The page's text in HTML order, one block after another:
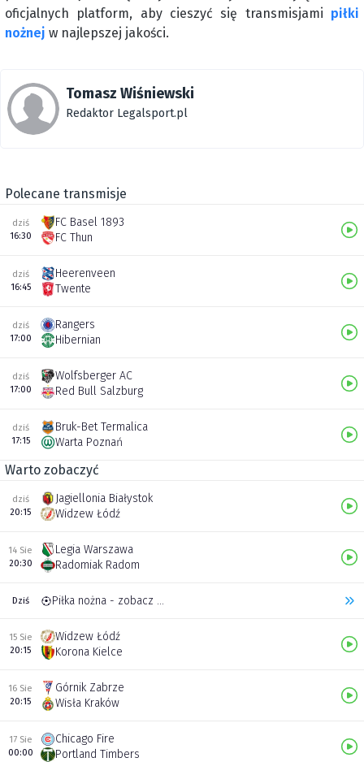
oficjalnych platform, aby cieszyć się transmisjami piłki
nożnej w najlepszej jakości.
Tomasz Wiśniewski
Redaktor Legalsport.pl
Polecane transmisje
dziś
16:30
FC Basel 1893
FC Thun
dziś
16:45
Heerenveen
Twente
dziś
17:00
Rangers
Hibernian
dziś
17:00
Wolfsberger AC
Red Bull Salzburg
dziś
17:15
Bruk-Bet Termalica
Warta Poznań
Warto zobaczyć
dziś
20:15
Jagiellonia Białystok
Widzew Łódź
14 Sie
20:30
Legia Warszawa
Radomiak Radom
Dziś Piłka nożna - zobacz inne transmisje
15 Sie
20:15
Widzew Łódź
Korona Kielce
16 Sie
20:15
Górnik Zabrze
Wisła Kraków
17 Sie
00:00
Chicago Fire
Portland Timbers